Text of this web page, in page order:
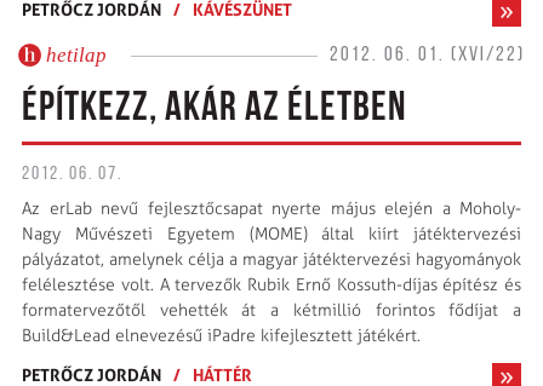
PETRŐCZ JORDÁN / KÁVÉSZÜNET
hetilap 2012. 06. 01. (XVI/22)
ÉPÍTKEZZ, AKÁR AZ ÉLETBEN
2012. 06. 07.
Az erLab nevű fejlesztőcsapat nyerte május elején a Moholy-
Nagy Művészeti Egyetem (MOME) által kiírt játéktervezési
pályázatot, amelynek célja a magyar játéktervezési hagyományok
felélesztése volt. A tervezők Rubik Ernő Kossuth-díjas építész és
formatervezőtől vehették át a kétmillió forintos fődíjat a
Build&Lead elnevezésű iPadre kifejlesztett játékért.
PETRŐCZ JORDÁN / HÁTTÉR